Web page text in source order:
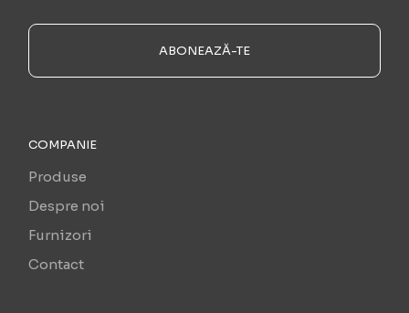
ABONEAZĂ-TE
COMPANIE
Produse
Despre noi
Furnizori
Contact